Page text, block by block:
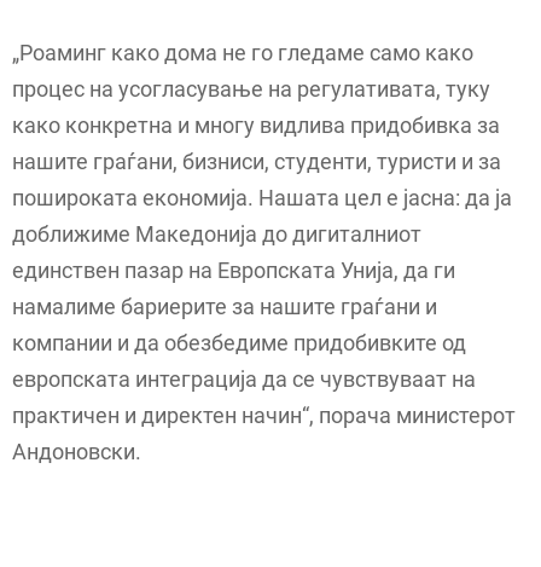
„Роаминг како дома не го гледаме само како
процес на усогласување на регулативата, туку
како конкретна и многу видлива придобивка за
нашите граѓани, бизниси, студенти, туристи и за
пошироката економија. Нашата цел е јасна: да ја
доближиме Македонија до дигиталниот
единствен пазар на Европската Унија, да ги
намалиме бариерите за нашите граѓани и
компании и да обезбедиме придобивките од
европската интеграција да се чувствуваат на
практичен и директен начин“, порача министерот
Андоновски.